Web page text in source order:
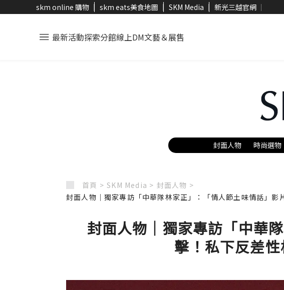
skm online 購物 skm eats美食地圖 SKM Media 新光三越官網
最新活動探索分館線上DM文藝＆展售
封面人物 時尚選物
首頁 > SKM Media > 封面人物 >
封面人物｜獨家專訪「中華隊林家正」：「情人節土味情話」
封面人物｜獨家專訪「中華
擊！私下反差